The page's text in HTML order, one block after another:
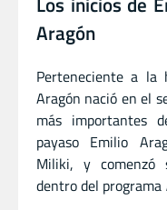
Aragón
Perteneciente a la
Aragón nació en el
más importantes
payaso Emilio
Miliki, y comenzó
dentro del programa